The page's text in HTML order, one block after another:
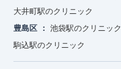
大井町駅のクリニック
豊島区
池袋駅のクリニック
駒込駅のクリニック